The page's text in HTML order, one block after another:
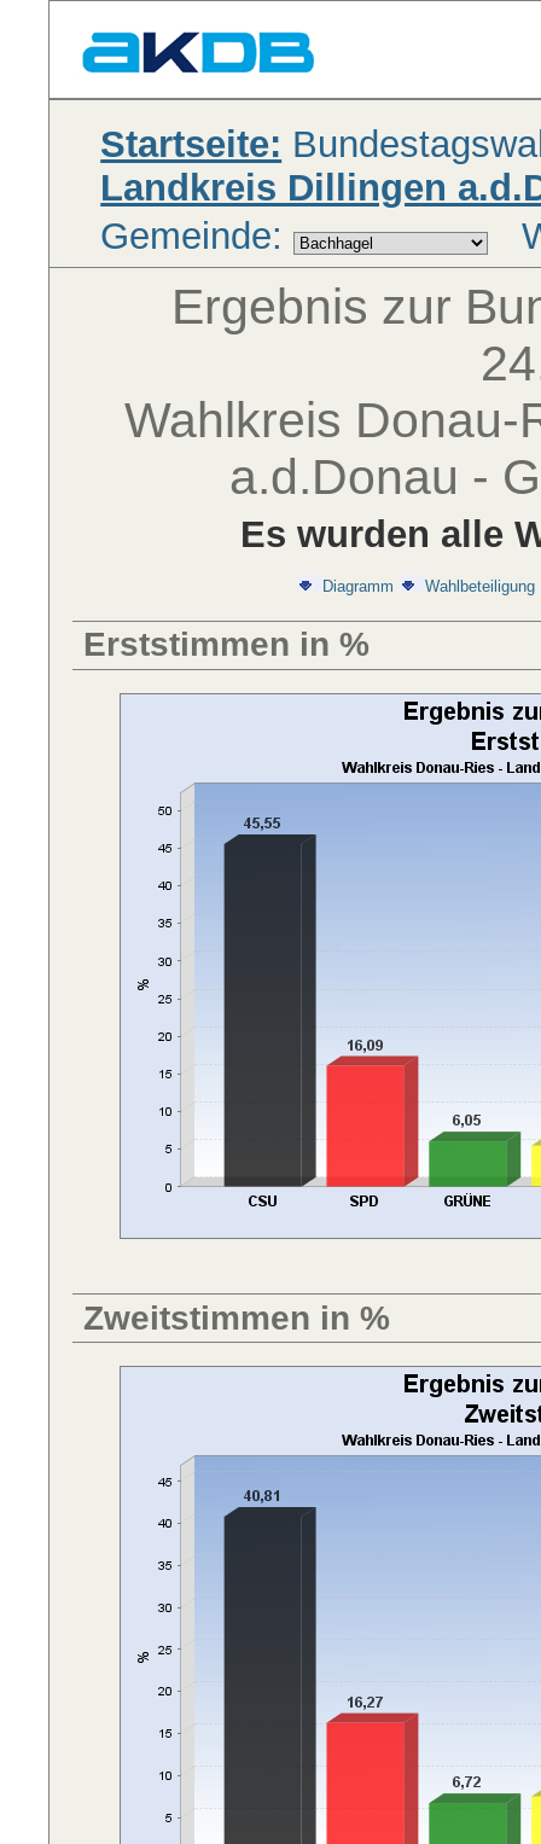
Startseite:
Landkreis Dillingen
Gemeinde:
Ergebnis zur
Wahlkreis Donau-
a.d.Donau -
Es wurden alle
Diagramm Wahlbeteiligung
Erststimmen in %
Zweitstimmen in %